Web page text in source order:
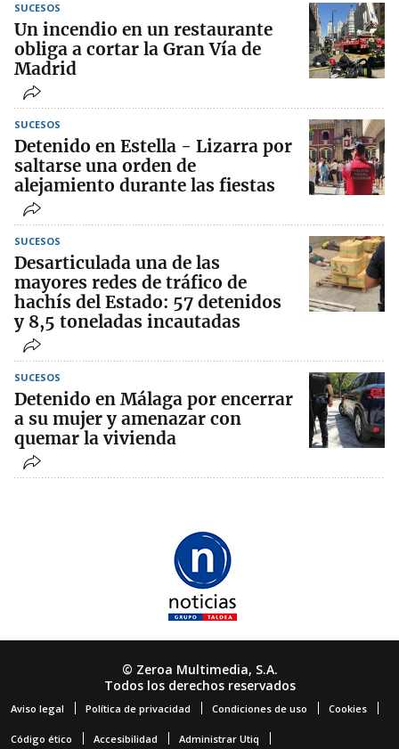
SUCESOS
Un incendio en un restaurante
obliga a cortar la Gran Vía de
Madrid
SUCESOS
Detenido en Estella - Lizarra por
saltarse una orden de
alejamiento durante las fiestas
SUCESOS
Desarticulada una de las
mayores redes de tráfico de
hachís del Estado: 57 detenidos
y 8,5 toneladas incautadas
SUCESOS
Detenido en Málaga por encerrar
a su mujer y amenazar con
quemar la vivienda
© Zeroa Multimedia, S.A.
Todos los derechos reservados
Aviso legal Política de privacidad Condiciones de uso Cookies
Código ético Accesibilidad Administrar Utiq